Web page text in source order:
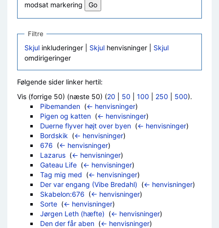
modsat markering
Filtre
Skjul inkluderinger | Skjul henvisninger | Skjul
omdirigeringer
Følgende sider linker hertil:
Vis (forrige 50) (næste 50) (20 50 100 250 500).
Pibemanden‎ (← henvisninger)
Pigen og katten‎ (← henvisninger)
Duerne flyver højt over byen‎ (← henvisninger)
Bordskik (← henvisninger)
676 (← henvisninger)
Lazarus‎ (← henvisninger)
Gateau Life‎ (← henvisninger)
Tag mig med (← henvisninger)
Der var engang (Vibe Bredahl) (← henvisninger)
Skabelon:676 (← henvisninger)
Sorte‎ (← henvisninger)
Jørgen Leth (hæfte) (← henvisninger)
Den der får aben‎ (← henvisninger)